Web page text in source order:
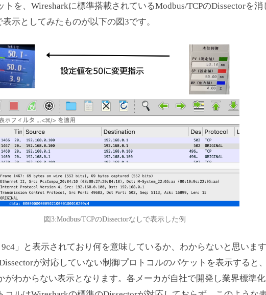
トを、Wiresharkに標準搭載されているModbus/TCPのDissectorを消
表示としてみたものが以下の図3です。
図3:Modbus/TCPのDissectorなしで表示した例
9c4」と表示されており何を意味しているか、わからないと思いま
が対応していない制御プロトコルのパケットを表示すると
がわからない表示となります。各メーカが自社で開発し業界標準